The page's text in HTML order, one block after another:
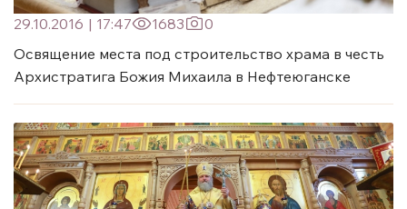
29.10.2016 | 17:47 1683
0
Освящение места под строительство храма в честь
Архистратига Божия Михаила в Нефтеюганске